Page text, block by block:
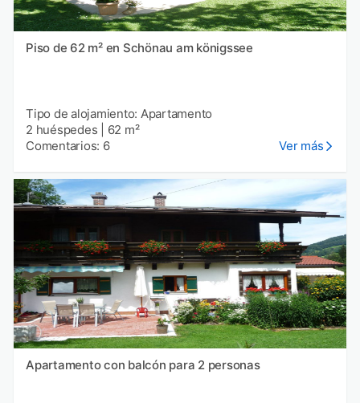
Piso de 62 m² en Schönau am königssee
Tipo de alojamiento: Apartamento
2 huéspedes
62 m²
Comentarios: 6
Ver más
Apartamento con balcón para 2 personas